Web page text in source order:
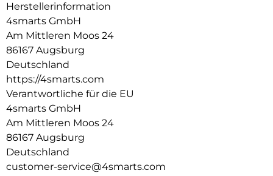
Langlebiges Premium-Design mit Aluminium & Nylon:
Qualität, die du spürst: Die hochwertigen Aluminium-
gegen Abnutzung und sorgen für eine edle Optik. Das
geflochtene Nylon-Gehäuse bietet zusätzlichen Schutz vor
Knicken und Beschädigungen, ohne an Flexibilität
einzubüßen. Perfekt für den täglichen Einsatz, ob im Büro,
unterwegs oder zu Hause – dieses Kabel hält mit deinem
und Premium-Qualität.
Herstellerinformation
4smarts GmbH
Am Mittleren Moos 24
86167 Augsburg
Deutschland
https://4smarts.com
Verantwortliche für die EU
4smarts GmbH
Am Mittleren Moos 24
86167 Augsburg
Deutschland
customer-service@4smarts.com